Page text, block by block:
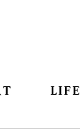
LIFE